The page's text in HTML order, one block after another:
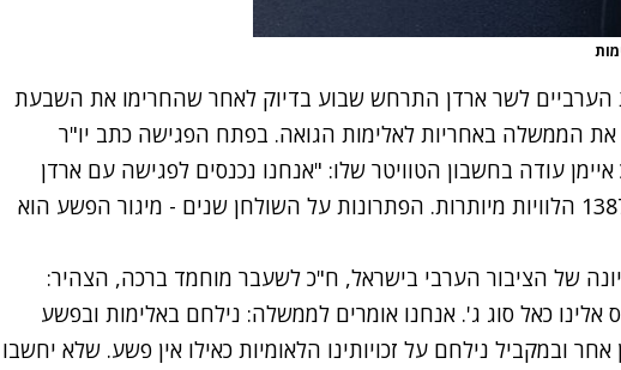
הערביים לשר ארדן התרחש שבוע בדיוק לאחר שהחרימו את השבעת
הממשלה באחריות לאלימות הגואה. בפתח הפגישה כתב יו"ר
עודה בחשבון הטוויטר שלו: "אנחנו ‏נכנסים לפגישה עם ארדן
וצמרת המשטרה אחרי 1387 הלוויות מיותרות. הפתרונות על השולחן שנים - מיגור הפשע הוא
של הציבור הערבי בישראל, ח"כ לשעבר מוחמד ברכה, הצהיר:
אלינו כאל סוג ג'. אנחנו אומרים לממשלה: נילחם באלימות ובפשע
אחר ובמקביל נילחם על זכויותינו הלאומיות כאילו אין פשע. שלא יחשבו